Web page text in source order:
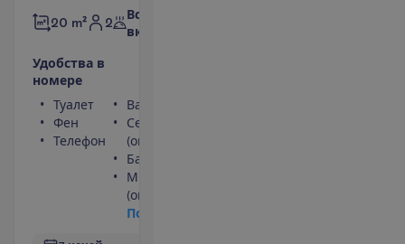
20 m² 2
Все
включено
Удобства в
номере
Туалет
Фен
Телефон
Ванна или душ
Сейф
(оплачивается)
Балкон
Мини-бар
(оплачивается)
По